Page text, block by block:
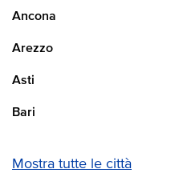
Ancona
Arezzo
Asti
Bari
Mostra tutte le città